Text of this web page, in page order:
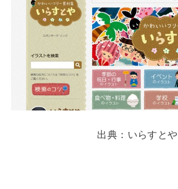
出典：いらすとや